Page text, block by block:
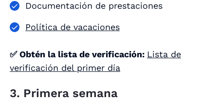
Documentación de prestaciones
Política de vacaciones
✅ Obtén la lista de verificación: Lista de
verificación del primer día
3. Primera semana